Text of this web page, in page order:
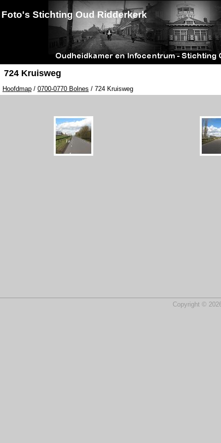
Foto's Stichting Oud Ridderkerk
724 Kruisweg
Hoofdmap / 0700-0770 Bolnes / 724 Kruisweg
Copyright ©